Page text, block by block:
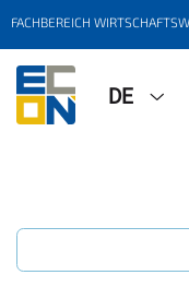
FACHBEREICH
DE